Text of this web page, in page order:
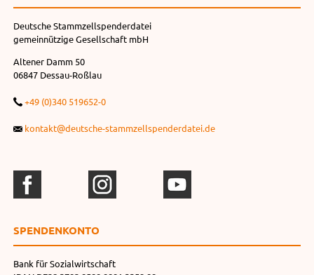
Deutsche Stammzellspenderdatei
gemeinnützige Gesellschaft mbH
Altener Damm 50
06847 Dessau-Roßlau
+49 (0)340 519652-0
kontakt@deutsche-stammzellspenderdatei.de
SPENDEN­KONTO
Bank für Sozialwirtschaft